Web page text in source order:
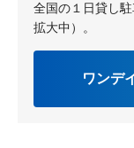
全国の１日貸し
拡大中）。
ワンデ